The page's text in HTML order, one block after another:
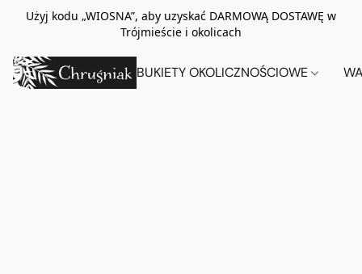
Użyj kodu „WIOSNA”, aby uzyskać DARMOWĄ DOSTAWĘ w
Trójmieście i okolicach
BUKIETY OKOLICZNOŚCIOWE